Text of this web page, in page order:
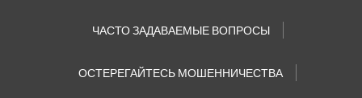
ЧАСТО ЗАДАВАЕМЫЕ ВОПРОСЫ
ОСТЕРЕГАЙТЕСЬ МОШЕННИЧЕСТВА